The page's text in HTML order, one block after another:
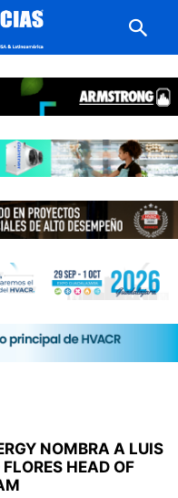
NOMBRA A LUIS
HEAD OF